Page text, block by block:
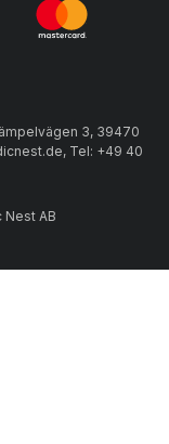
3, 39470
Tel: +49 40
AB